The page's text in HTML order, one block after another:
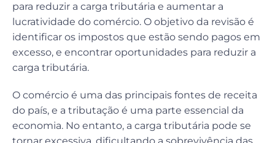
para reduzir a carga tributária e aumentar a
lucratividade do comércio. O objetivo da revisão é
identificar os impostos que estão sendo pagos em
excesso, e encontrar oportunidades para reduzir a
carga tributária.
O comércio é uma das principais fontes de receita
do país, e a tributação é uma parte essencial da
economia. No entanto, a carga tributária pode se